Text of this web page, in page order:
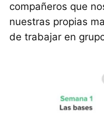
compañeros que
nuestras propias
de trabajar en